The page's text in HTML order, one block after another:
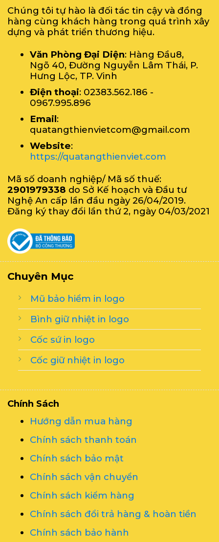
Chúng tôi tự hào là đối tác tin cậy và đồng
hàng cùng khách hàng trong quá trình xây
dựng và phát triển thương hiệu.
Văn Phòng Đại Diện: Hàng Đầu8,
Ngõ 40, Đường Nguyễn Lâm Thái, P.
Hưng Lộc, TP. Vinh
Điện thoại: 02383.562.186 -
0967.995.896
Email:
quatangthienvietcom@gmail.com
Website:
https://quatangthienviet.com
Mã số doanh nghiệp/ Mã số thuế:
2901979338 do Sở Kế hoạch và Đầu tư
Nghệ An cấp lần đầu ngày 26/04/2019.
Đăng ký thay đổi lần thứ 2, ngày 04/03/2021
Chuyên Mục
Mũ bảo hiểm in logo
Bình giữ nhiệt in logo
Cốc sứ in logo
Cốc giữ nhiệt in logo
Chính Sách
Hướng dẫn mua hàng
Chính sách thanh toán
Chính sách bảo mật
Chính sách vận chuyển
Chính sách kiểm hàng
Chính sách đổi trả hàng & hoàn tiền
Chính sách bảo hành